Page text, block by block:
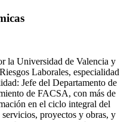
la Universidad de Valencia y
Laborales, especialidad
Jefe del Departamento de
de FACSA, con más de
en el ciclo integral del
proyectos y obras, y